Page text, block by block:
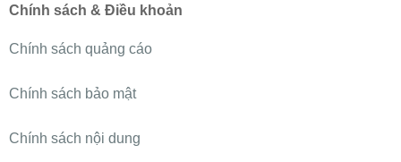
Chính sách & Điều khoản
Chính sách quảng cáo
Chính sách bảo mật
Chính sách nội dung